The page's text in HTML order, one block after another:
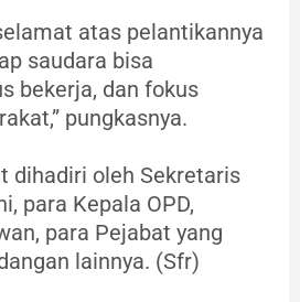
atas pelantikannya
saudara bisa
bekerja, dan fokus
pungkasnya.
dihadiri oleh Sekretaris
para Kepala OPD,
para Pejabat yang
lainnya. (Sfr)